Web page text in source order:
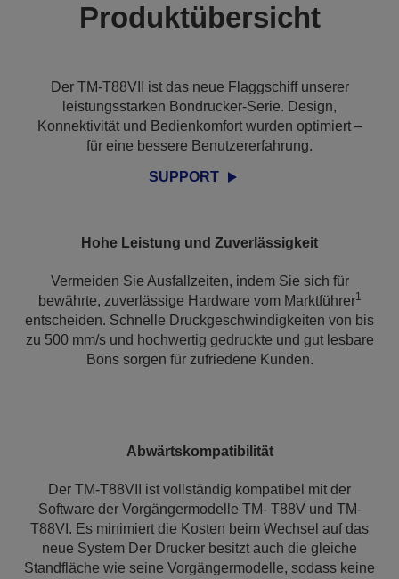
Produktübersicht
Der TM-T88VII ist das neue Flaggschiff unserer
leistungsstarken Bondrucker-Serie. Design,
Konnektivität und Bedienkomfort wurden optimiert –
für eine bessere Benutzererfahrung.
SUPPORT
Hohe Leistung und Zuverlässigkeit
Vermeiden Sie Ausfallzeiten, indem Sie sich für
bewährte, zuverlässige Hardware vom Marktführer1
entscheiden. Schnelle Druckgeschwindigkeiten von bis
zu 500 mm/s und hochwertig gedruckte und gut lesbare
Bons sorgen für zufriedene Kunden.
Abwärtskompatibilität
Der TM-T88VII ist vollständig kompatibel mit der
Software der Vorgängermodelle TM- T88V und TM-
T88VI. Es minimiert die Kosten beim Wechsel auf das
neue System Der Drucker besitzt auch die gleiche
Standfläche wie seine Vorgängermodelle, sodass keine